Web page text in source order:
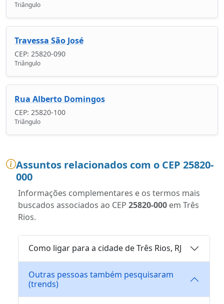
Triângulo
Travessa São José
CEP: 25820-090
Triângulo
Rua Alberto Domingos
CEP: 25820-100
Triângulo
Assuntos relacionados com o CEP 25820-
000
Informações complementares e os termos mais
buscados associados ao CEP 25820-000 em Três
Rios.
Como ligar para a cidade de Três Rios, RJ
Outras pessoas também pesquisaram
(trends)